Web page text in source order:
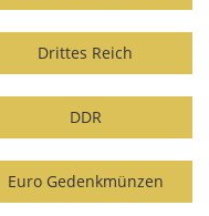
Drittes Reich
DDR
Euro Gedenkmünzen